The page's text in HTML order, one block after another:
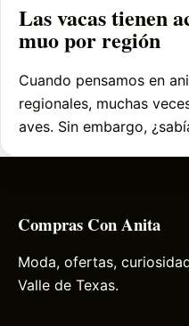
Las vacas tienen
muo por región
Cuando pensamos en
regionales, muchas
aves. Sin embargo,
Compras Con Anita
Moda, ofertas,
Valle de Texas.